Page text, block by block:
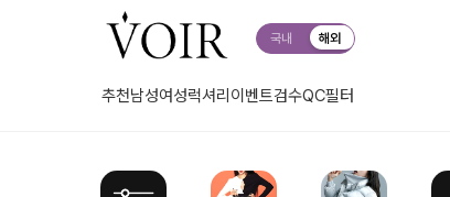
국내 해외
추천남성여성럭셔리 이벤트검수QC필터